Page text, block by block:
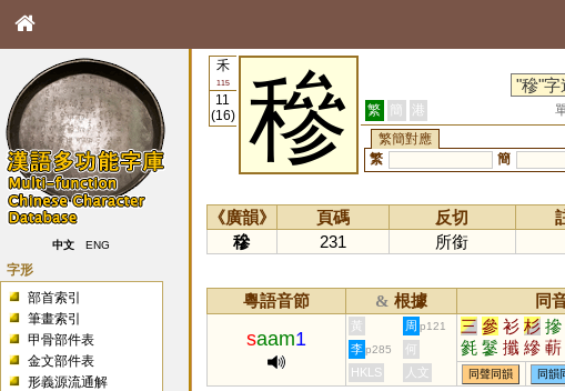
中文 ENG
字形
部首索引
筆畫索引
甲骨部件表
金文部件表
形義源流通解
禾
115
11
(16)
穇 繁 簡 港
繁簡對應
繁
簡
《廣韻》 頁碼 反切
穇
231 所銜
粵語音節 & 根據 同
saam1
黃 周 p121 三 參 衫 杉 摻
毿 鬖 攕 縿 蔪
李 p285
何
HKLS
人文 同聲同韻 同韻